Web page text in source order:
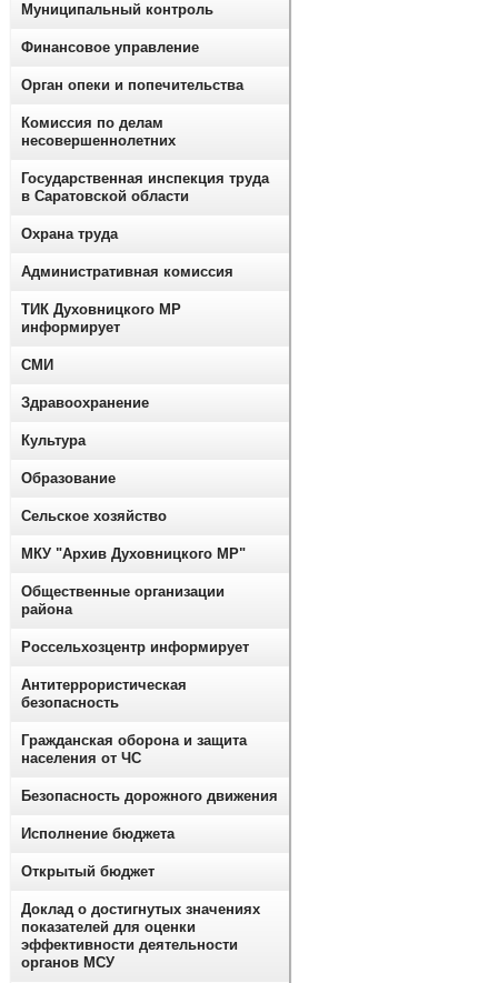
Муниципальный контроль
Финансовое управление
Орган опеки и попечительства
Комиссия по делам
несовершеннолетних
Государственная инспекция труда
в Саратовской области
Охрана труда
Административная комиссия
ТИК Духовницкого МР
информирует
СМИ
Здравоохранение
Культура
Образование
Сельское хозяйство
МКУ "Архив Духовницкого МР"
Общественные организации
района
Россельхозцентр информирует
Антитеррористическая
безопасность
Гражданская оборона и защита
населения от ЧС
Безопасность дорожного движения
Исполнение бюджета
Открытый бюджет
Доклад о достигнутых значениях
показателей для оценки
эффективности деятельности
органов МСУ